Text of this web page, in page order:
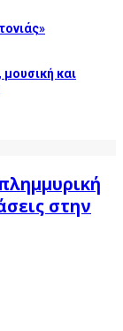
και
στην